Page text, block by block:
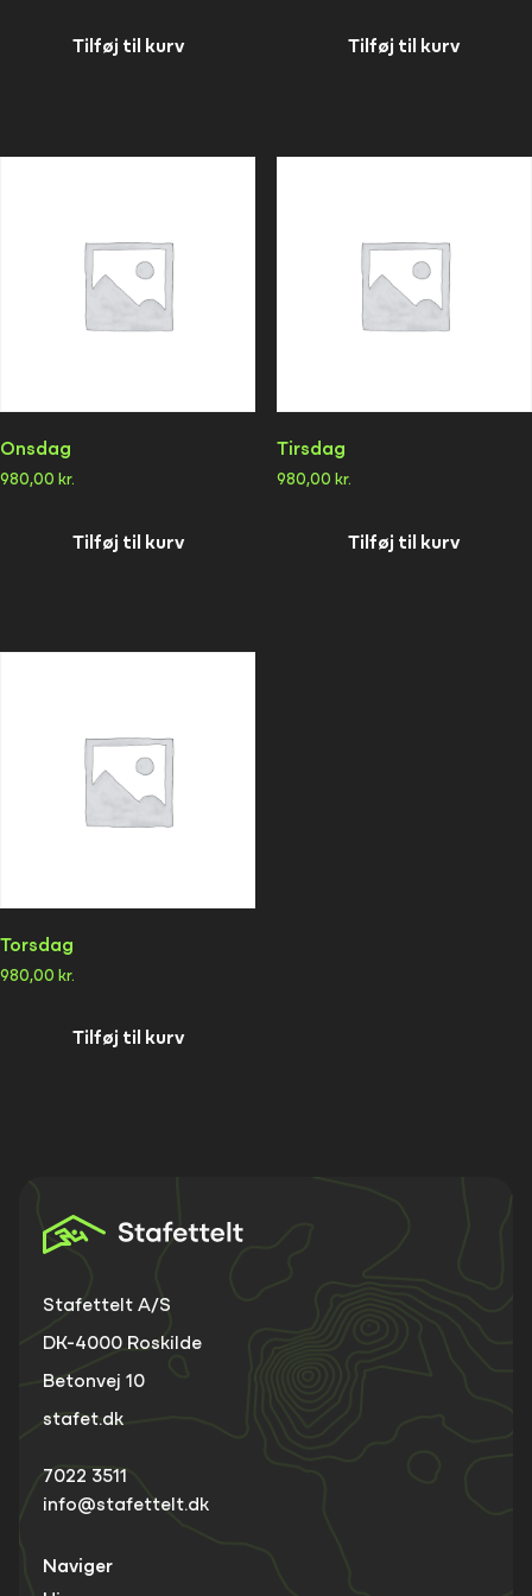
Tilføj til kurv Tilføj til kurv
Onsdag
980,00 kr.
Tilføj til kurv
Tirsdag
980,00 kr.
Tilføj til kurv
Torsdag
980,00 kr.
Tilføj til kurv
Stafettelt A/S
DK-4000 Roskilde
Betonvej 10
stafet.dk
7022 3511
info@stafettelt.dk
Naviger